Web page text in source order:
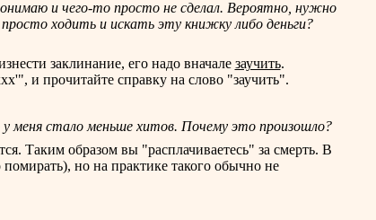
и чего-то просто не сделал. Вероятно, нужно
ходить и искать эту книжку либо деньги?
заклинание, его надо вначале заучить.
и прочитайте справку на слово "заучить".
у меня стало меньше хитов. Почему это произошло?
Таким образом вы "расплачиваетесь" за смерть. В
но на практике такого обычно не